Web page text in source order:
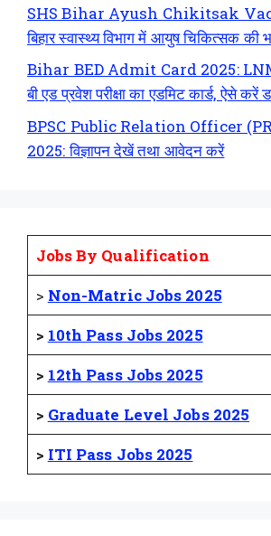
SHS Bihar Ayush Chikitsak
बिहार स्वास्थ्य विभाग में आयुष चिकित्सक की
Bihar BED Admit Card 2025:
बी एड प्रवेश परीक्षा का एडमिट कार्ड, ऐसे करें
BPSC Public Relation Officer
2025: विज्ञापन देखें तथा आवेदन करें
Jobs By Qualification
> Non-Matric Jobs 2025
> 10th Pass Jobs 2025
> 12th Pass Jobs 2025
> Graduate Level Jobs 2025
> ITI Pass Jobs 2025